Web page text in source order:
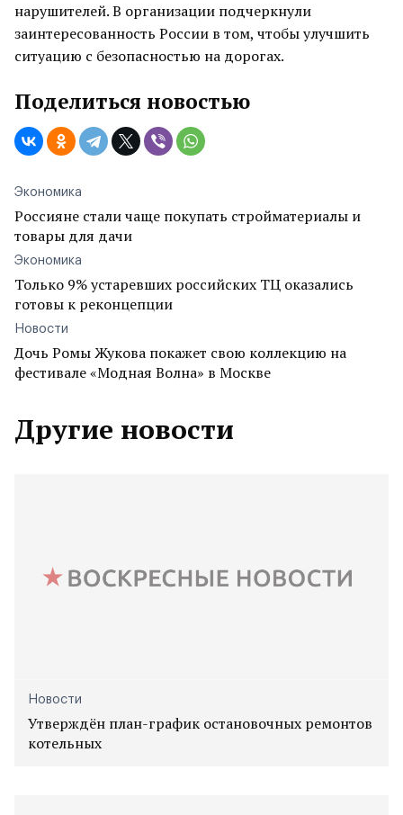
нарушителей. В организации подчеркнули
заинтересованность России в том, чтобы улучшить
ситуацию с безопасностью на дорогах.
Поделиться новостью
Экономика
Россияне стали чаще покупать стройматериалы и
товары для дачи
Экономика
Только 9% устаревших российских ТЦ оказались
готовы к реконцепции
Новости
Дочь Ромы Жукова покажет свою коллекцию на
фестивале «Модная Волна» в Москве
Другие новости
Новости
Утверждён план-график остановочных ремонтов
котельных